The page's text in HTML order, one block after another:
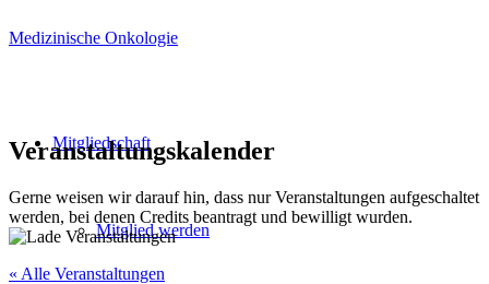
Mitgliedschaft
Mitglied werden
Veranstaltungskalender
Gerne weisen wir darauf hin, dass nur Veranstaltungen aufgeschaltet
werden, bei denen Credits beantragt und bewilligt wurden.
« Alle Veranstaltungen